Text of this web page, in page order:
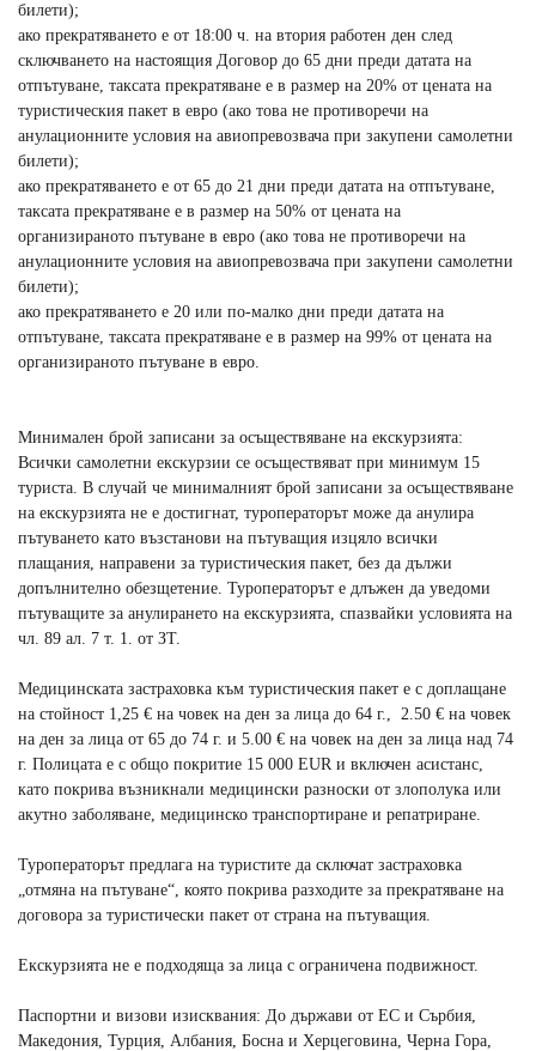
билети);
ако прекратяването е от 18:00 ч. на втория работен ден след
сключването на настоящия Договор до 65 дни преди датата на
отпътуване, таксата прекратяване е в размер на 20% от цената на
туристическия пакет в евро (ако това не противоречи на
анулационните условия на авиопревозвача при закупени самолетни
билети);
ако прекратяването е от 65 до 21 дни преди датата на отпътуване,
таксата прекратяване е в размер на 50% от цената на
организираното пътуване в евро (ако това не противоречи на
анулационните условия на авиопревозвача при закупени самолетни
билети);
ако прекратяването е 20 или по-малко дни преди датата на
отпътуване, таксата прекратяване е в размер на 99% от цената на
организираното пътуване в евро.
Минимален брой записани за осъществяване на екскурзията:
Всички самолетни екскурзии се осъществяват при минимум 15
туриста. В случай че минималният брой записани за осъществяване
на екскурзията не е достигнат, туроператорът може да анулира
пътуването като възстанови на пътуващия изцяло всички
плащания, направени за туристическия пакет, без да дължи
допълнително обезщетение. Туроператорът е длъжен да уведоми
пътуващите за анулирането на екскурзията, спазвайки условията на
чл. 89 ал. 7 т. 1. от ЗТ.
Медицинската застраховка към туристическия пакет е с доплащане
на стойност 1,25 € на човек на ден за лица до 64 г., 2.50 € на човек
на ден за лица от 65 до 74 г. и 5.00 € на човек на ден за лица над 74
г. Полицата е с общо покритие 15 000 ЕUR и включен асистанс,
като покрива възникнали медицински разноски от злополука или
акутно заболяване, медицинско транспортиране и репатриране.
Туроператорът предлага на туристите да сключат застраховка
„отмяна на пътуване“, която покрива разходите за прекратяване на
договора за туристически пакет от страна на пътуващия.
Екскурзията не е подходяща за лица с ограничена подвижност.
Паспортни и визови изисквания: До държави от ЕС и Сърбия,
Македония, Турция, Албания, Босна и Херцеговина, Черна Гора,